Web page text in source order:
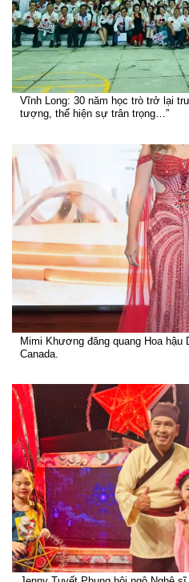
Vĩnh Long: 30 năm học trò trở lại
tượng, thể hiện sự trân trọng…”
Mimi Khương đăng quang Hoa hậu
Canada.